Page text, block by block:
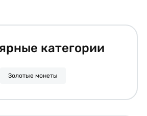
категории
Золотые монеты